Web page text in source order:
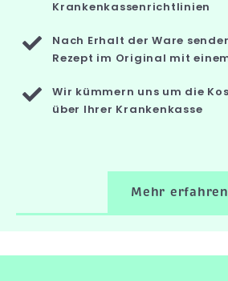
Krankenkassenrichtlinien
Nach Erhalt der Ware
Rezept im Original mit
Wir kümmern uns um die
über Ihrer Krankenkasse
Mehr erfahren